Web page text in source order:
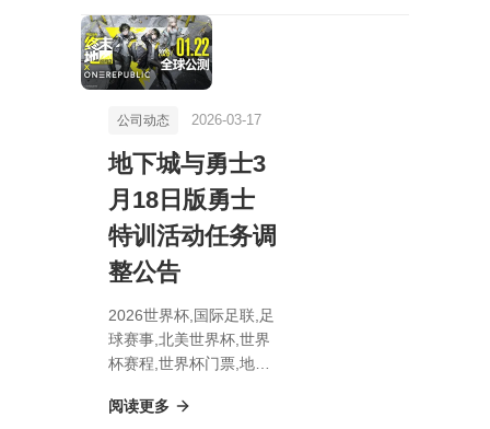
公司动态 2026-03-17
地下城与勇士3
月18日版勇士
特训活动任务调
整公告
2026世界杯,国际足联,足
球赛事,北美世界杯,世界
杯赛程,世界杯门票,地下
特训活动任务调整公告
阅读更多